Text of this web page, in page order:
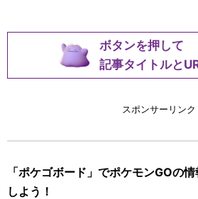
ボタンを押して
記事タイトルと
スポンサーリンク
「ポケゴボード」でポケモンGOの
しよう！